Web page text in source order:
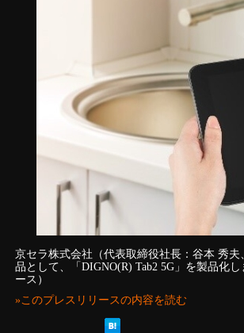
京セラ株式会社（代表取締役社長：谷本 秀
品として、「DIGNO(R) Tab2 5G」を製品化
ース）
»このプレスリリースの内容を読む